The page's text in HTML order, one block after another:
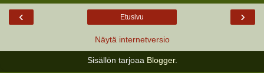
‹ ›
Etusivu
Näytä internetversio
Sisällön tarjoaa Blogger.